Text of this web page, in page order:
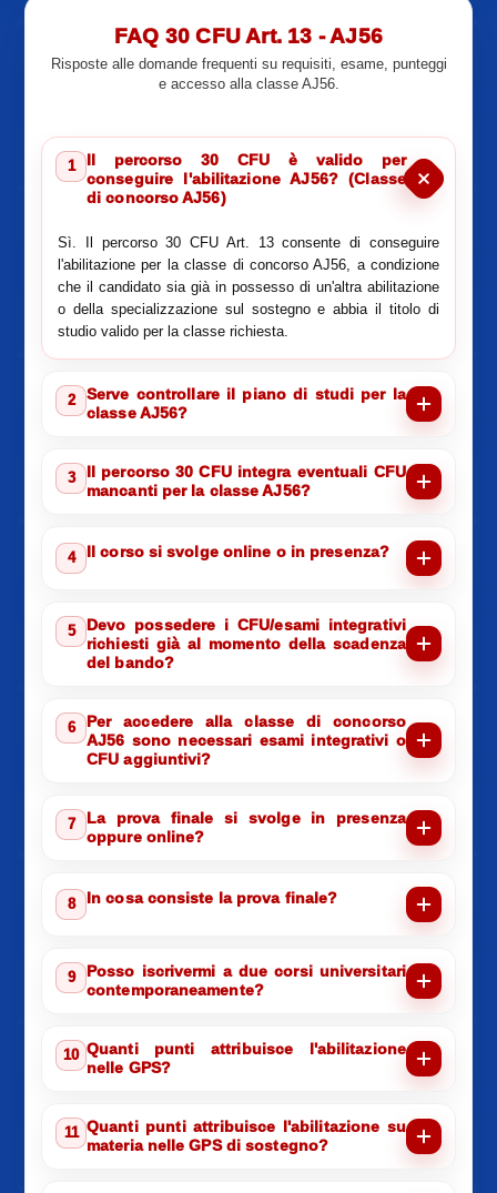
FAQ 30 CFU Art. 13 - AJ56
Risposte alle domande frequenti su requisiti, esame, punteggi
e accesso alla classe AJ56.
1
Il percorso 30 CFU è valido per
conseguire l'abilitazione AJ56? (Classe
di concorso AJ56)
Sì. Il percorso 30 CFU Art. 13 consente di conseguire
l'abilitazione per la classe di concorso AJ56, a condizione
che il candidato sia già in possesso di un'altra abilitazione
o della specializzazione sul sostegno e abbia il titolo di
studio valido per la classe richiesta.
2
Serve controllare il piano di studi per la
classe AJ56?
3
Il percorso 30 CFU integra eventuali CFU
mancanti per la classe AJ56?
4 Il corso si svolge online o in presenza?
5
Devo possedere i CFU/esami integrativi
richiesti già al momento della scadenza
del bando?
6
Per accedere alla classe di concorso
AJ56 sono necessari esami integrativi o
CFU aggiuntivi?
7
La prova finale si svolge in presenza
oppure online?
8 In cosa consiste la prova finale?
9
Posso iscrivermi a due corsi universitari
contemporaneamente?
10 Quanti punti attribuisce l'abilitazione
nelle GPS?
11 Quanti punti attribuisce l'abilitazione su
materia nelle GPS di sostegno?